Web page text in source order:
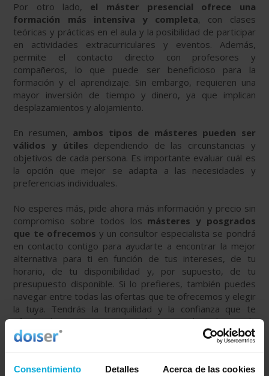
Consentimiento Detalles Acerca de las cookies
Por otro lado, el máster presencial ofrece una
formación más intensiva y completa, con clases
teóricas y prácticas en el aula y la posibilidad de participar
en actividades extracurriculares y eventos. Además,
permite el contacto directo con profesores y
compañeros, lo que puede ser beneficioso para la
formación y el aprendizaje. Sin embargo, requieren una
mayor inversión de tiempo y dinero, ya que implican
desplazamientos y alojamiento.
En resumen, ambos tipos de másteres pueden ser
válidos y útiles dependiendo de las circunstancias y
objetivos de cada persona. Es importante evaluar cuál es
la opción que mejor se adapta a las necesidades y
preferencias individuales.
No esperes más, pide ahora más información y precio sin
compromiso sobre todos los másteres y posgrados
que te ofrecemos y un consultor especialista se pondrá
en contacto contigo para ayudarte a encontrar la mejor
alternativa para ti en función de tus intereses, de tu
horario, de tu disponibilidad y, por supuesto, de tu
presupuesto disponible. Si lo prefieres, también puedes
navegar entre todas las ofertas que te ofrecemos y elegir
la tuya. Tendrás la tranquilidad y la confianza que te
ofrecen los comentarios y valoraciones basados en la
experiencia real de nuestros miles de usuarios